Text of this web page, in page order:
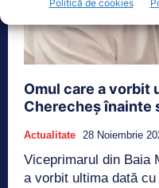
Politică de cookies
Omul care a vorbit
Cherecheș înainte
Actualitate 28 Noiembrie
Viceprimarul din Baia
a vorbit ultima dată